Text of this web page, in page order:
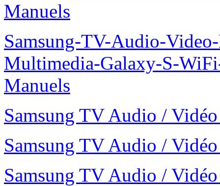
Manuels
Samsung-TV-Audio-
Multimedia-Galaxy-S-
Manuels
Samsung TV Audio /
Samsung TV Audio /
Samsung TV Audio /